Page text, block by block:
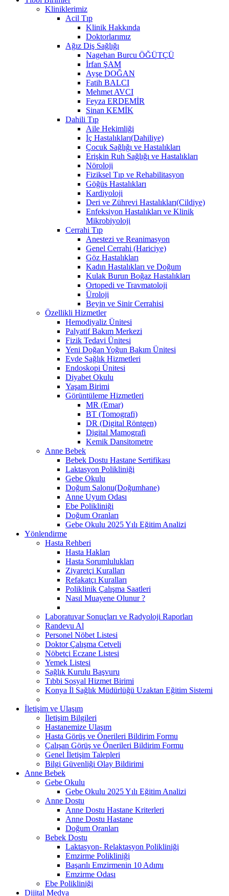
Kliniklerimiz
Acil Tıp
Klinik Hakkında
Doktorlarımız
Ağız Diş Sağlığı
Nagehan Burcu ÖĞÜTÇÜ
İrfan ŞAM
Ayşe DOĞAN
Fatih BALCI
Mehmet AVCI
Feyza ERDEMİR
Sinan KEMİK
Dahili Tıp
Aile Hekimliği
İç Hastalıkları(Dahiliye)
Çocuk Sağlığı ve Hastalıkları
Erişkin Ruh Sağlığı ve Hastalıkları
Nöroloji
Fiziksel Tıp ve Rehabilitasyon
Göğüs Hastalıkları
Kardiyoloji
Deri ve Zührevi Hastalıkları(Cildiye)
Enfeksiyon Hastalıkları ve Klinik
Mikrobiyoloji
Cerrahi Tıp
Anestezi ve Reanimasyon
Genel Cerrahi (Hariciye)
Göz Hastalıkları
Kadın Hastalıkları ve Doğum
Kulak Burun Boğaz Hastalıkları
Ortopedi ve Travmatoloji
Üroloji
Beyin ve Sinir Cerrahisi
Özellikli Hizmetler
Hemodiyaliz Ünitesi
Palyatif Bakım Merkezi
Fizik Tedavi Ünitesi
Yeni Doğan Yoğun Bakım Ünitesi
Evde Sağlık Hizmetleri
Endoskopi Ünitesi
Diyabet Okulu
Yaşam Birimi
Görüntüleme Hizmetleri
MR (Emar)
BT (Tomografi)
DR (Digital Röntgen)
Digital Mamografi
Kemik Dansitometre
Anne Bebek
Bebek Dostu Hastane Sertifikası
Laktasyon Polikliniği
Gebe Okulu
Doğum Salonu(Doğumhane)
Anne Uyum Odası
Ebe Polikliniği
Doğum Oranları
Gebe Okulu 2025 Yılı Eğitim Analizi
Yönlendirme
Hasta Rehberi
Hasta Hakları
Hasta Sorumlulukları
Ziyaretçi Kuralları
Refakatçı Kuralları
Poliklinik Çalışma Saatleri
Nasıl Muayene Olunur ?
Laboratuvar Sonuçları ve Radyoloji Raporları
Randevu Al
Personel Nöbet Listesi
Doktor Çalışma Cetveli
Nöbetçi Eczane Listesi
Yemek Listesi
Sağlık Kurulu Başvuru
Tıbbi Sosyal Hizmet Birimi
Konya İl Sağlık Müdürlüğü Uzaktan Eğitim Sistemi
İletişim ve Ulaşım
İletişim Bilgileri
Hastanemize Ulaşım
Hasta Görüş ve Önerileri Bildirim Formu
Çalışan Görüş ve Önerileri Bildirim Formu
Genel İletişim Talepleri
Bilgi Güvenliği Olay Bildirimi
Anne Bebek
Gebe Okulu
Gebe Okulu 2025 Yılı Eğitim Analizi
Anne Dostu
Anne Dostu Hastane Kriterleri
Anne Dostu Hastane
Doğum Oranları
Bebek Dostu
Laktasyon- Relaktasyon Polikliniği
Emzirme Polikliniği
Başarılı Emzirmenin 10 Adımı
Emzirme Odası
Ebe Polikliniği
Dijital Medya